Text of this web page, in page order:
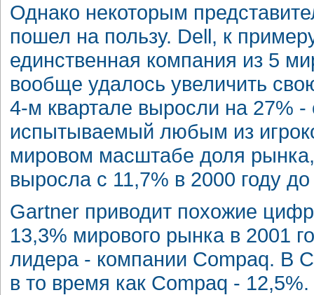
Однако некоторым
пошел на пользу. Dell, к
единственная компания из 5
вообще удалось увеличить
4-м квартале выросли на 27%
испытываемый любым из
мировом масштабе доля
выросла с 11,7% в 2000 году
Gartner приводит похожие
13,3% мирового рынка в 2001
лидера - компании Compaq. В
в то время как Compaq - 12,5%.